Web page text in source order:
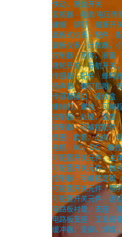
快动，限位开关
监视器 - 电流/电压传
螺帽
铆钉 磁簧开
面板式仪表 - 配件
面板仪表 - 计数器，
控制器 - 液体，液面
拨轮开关
导航开关
传感器 - 配件
蜂鸣
扬声器
螺钉扣眼
传感器接口 - 接线盒
螺絲釘，螺栓
可编
控制器 - 处理，温度
控制器 - 可编程配件
垫圈 - 套管，凸肩
电机 - AC，DC
螺
可配置开关元件，主
可配置开关元件 - 触
控制器 - 可编程逻辑
可配置开关元件 - 照
可配置开关元件 - 透
电路板衬垫，支座
电路板支座
工业设
缓冲器，支脚，焊盘